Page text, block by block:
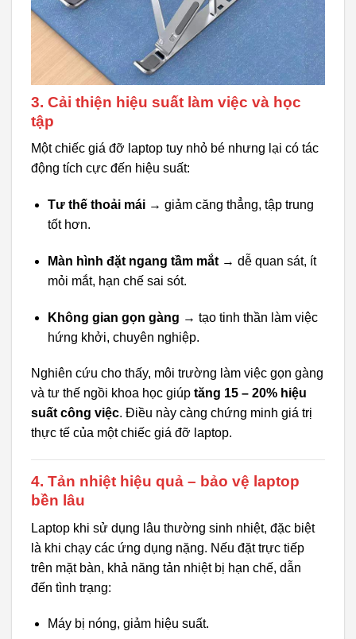
3. Cải thiện hiệu suất làm việc và học
tập
Một chiếc giá đỡ laptop tuy nhỏ bé nhưng lại có tác
động tích cực đến hiệu suất:
Tư thế thoải mái→ giảm căng thẳng, tập trung
tốt hơn.
Màn hình đặt ngang tầm mắt→ dễ quan sát, ít
mỏi mắt, hạn chế sai sót.
Không gian gọn gàng → tạo tinh thần làm việc
hứng khởi, chuyên nghiệp.
Nghiên cứu cho thấy, môi trường làm việc gọn gàng
và tư thế ngồi khoa học giúp tăng 15 – 20% hiệu
suất công việc. Điều này càng chứng minh giá trị
thực tế của một chiếc giá đỡ laptop.
4. Tản nhiệt hiệu quả – bảo vệ laptop
bền lâu
Laptop khi sử dụng lâu thường sinh nhiệt, đặc biệt
là khi chạy các ứng dụng nặng. Nếu đặt trực tiếp
trên mặt bàn, khả năng tản nhiệt bị hạn chế, dẫn
đến tình trạng:
Máy bị nóng, giảm hiệu suất.